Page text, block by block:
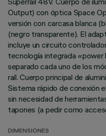
Output) con óptica Space
versión con carcasa blanca
(negro transparente). El
incluye un circuito
tecnología integrada «power
separado cada uno de los
raíl. Cuerpo principal de
Sistema rápido de conexión
sin necesidad de
tapones (a pedir como
DIMENSIONES